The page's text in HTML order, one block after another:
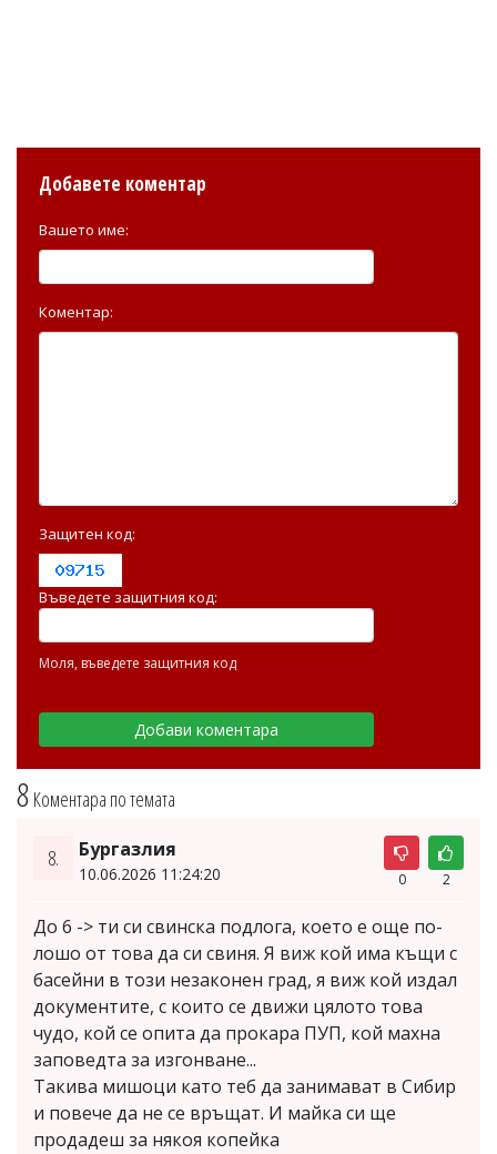
8 Коментара по темата
8. Бургазлия
10.06.2026 11:24:20 0 2
До 6 -> ти си свинска подлога, което е още по-
лошо от това да си свиня. Я виж кой има къщи с
басейни в този незаконен град, я виж кой издал
документите, с които се движи цялото това
чудо, кой се опита да прокара ПУП, кой махна
заповедта за изгонване...
Такива мишоци като теб да занимават в Сибир
и повече да не се връщат. И майка си ще
продадеш за някоя копейка
Добавете коментар
Вашето име:
Коментар:
Защитен код:
Въведете защитния код:
Моля, въведете защитния код